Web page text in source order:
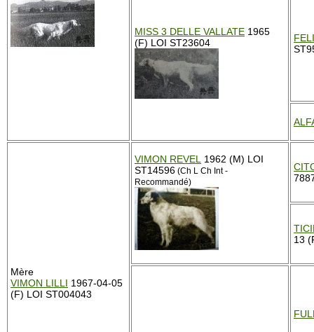
MISS 3 DELLE VALLATE 1965
(F) LOI ST23604
Mère
VIMON LILLI 1967-04-05
(F) LOI ST004043
VIMON REVEL
1962 (M) LOI
ST14596 (Ch L Ch Int -
Recommandé)
13